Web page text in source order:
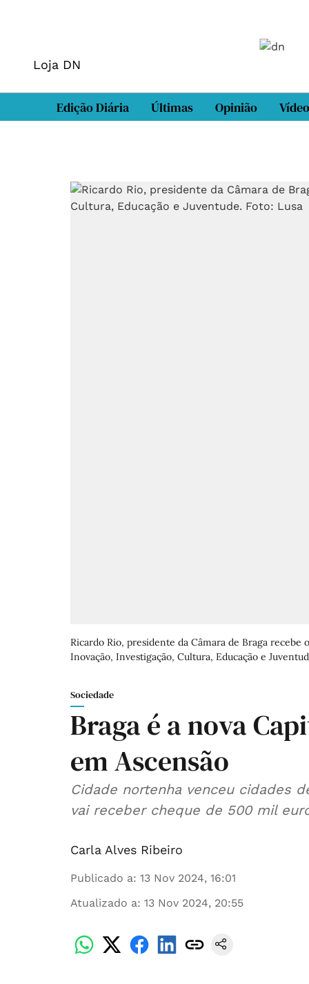
Loja DN
Edição Diária Últimas Opinião
Ricardo Rio, presidente da Câmara de Braga
Inovação, Investigação, Cultura, Educação e
Sociedade
Braga é a nova
em Ascensão
Cidade nortenha venceu cidades
vai receber cheque de 500 mil
Carla Alves Ribeiro
Publicado a: 13 Nov 2024, 16:01
Atualizado a: 13 Nov 2024, 20:55